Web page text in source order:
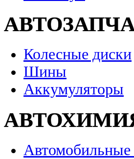
Колесные диски
Шины
Аккумуляторы
Автомобильные